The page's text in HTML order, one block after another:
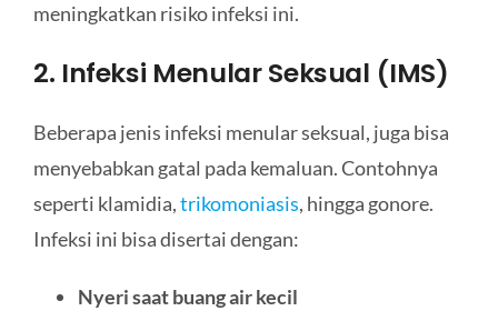
meningkatkan risiko infeksi ini.
2. Infeksi Menular Seksual (IMS)
Beberapa jenis infeksi menular seksual, juga bisa
menyebabkan gatal pada kemaluan. Contohnya
seperti klamidia,trikomoniasis, hingga gonore.
Infeksi ini bisa disertai dengan:
Nyeri saat buang air kecil